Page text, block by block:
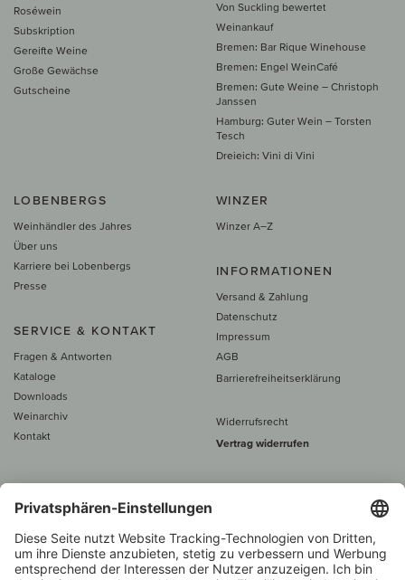
Roséwein
Subskription
Gereifte Weine
Große Gewächse
Gutscheine
Von Suckling bewertet
Weinankauf
Bremen: Bar Rique Winehouse
Bremen: Engel WeinCafé
Bremen: Gute Weine – Christoph
Janssen
Hamburg: Guter Wein – Torsten
Tesch
Dreieich: Vini di Vini
LOBENBERGS
Weinhändler des Jahres
Über uns
Karriere bei Lobenbergs
Presse
SERVICE & KONTAKT
Fragen & Antworten
Kataloge
Downloads
Weinarchiv
Kontakt
WINZER
Winzer A–Z
INFORMATIONEN
Versand & Zahlung
Datenschutz
Impressum
AGB
Barrierefreiheitserklärung
Widerrufsrecht
Vertrag widerrufen
Alle Preise inkl. MwSt., zzgl. 5 €
60 € versand­kosten­